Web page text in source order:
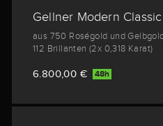
Gellner Modern
aus 750 Roségold und
112 Brillanten (2x 0,318 Karat)
6.800,00 € 48h